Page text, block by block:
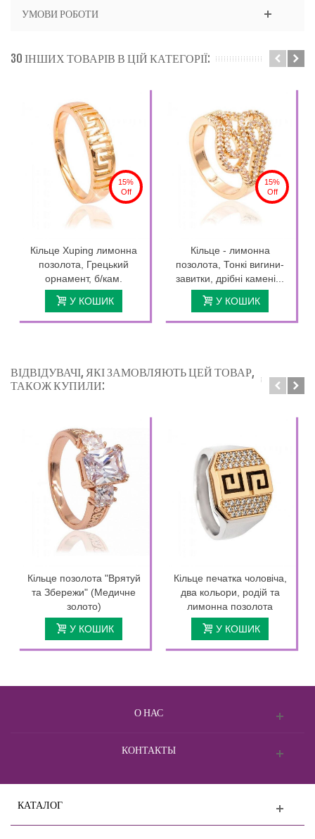
УМОВИ РОБОТИ
30 ІНШИХ ТОВАРІВ В ЦІЙ КАТЕГОРІЇ:
15%
Off
Кільце Xuping лимонна
позолота, Грецький
орнамент, б/кам.
У КОШИК
15%
Off
Кільце - лимонна
позолота, Тонкі вигини-
завитки, дрібні камені...
У КОШИК
ВІДВІДУВАЧІ, ЯКІ ЗАМОВЛЯЮТЬ ЦЕЙ ТОВАР,
ТАКОЖ КУПИЛИ:
Кільце позолота "Врятуй
та Збережи" (Медичне
золото)
У КОШИК
Кільце печатка чоловіча,
два кольори, родій та
лимонна позолота
У КОШИК
О НАС
КОНТАКТЫ
КАТАЛОГ